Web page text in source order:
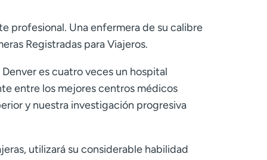
profesional. Una enfermera de su calibre
Registradas para Viajeros.
es cuatro veces un hospital
entre los mejores centros médicos
y nuestra investigación progresiva
utilizará su considerable habilidad